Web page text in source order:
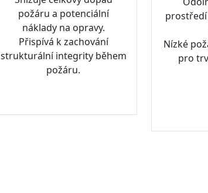
požáru a potenciální
náklady na opravy.
Přispívá k zachování
strukturální integrity během
požáru.
Nízké
pro